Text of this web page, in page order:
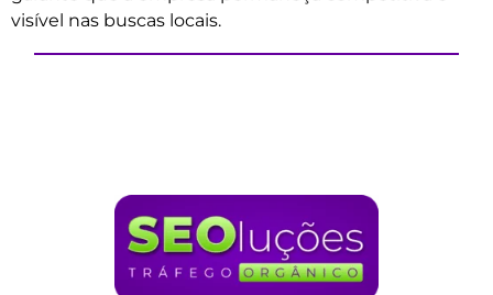
visível nas buscas locais.